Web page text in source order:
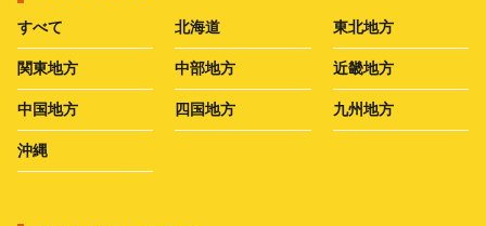
すべて 北海道 東北地方
関東地方 中部地方 近畿地方
中国地方 四国地方 九州地方
沖縄